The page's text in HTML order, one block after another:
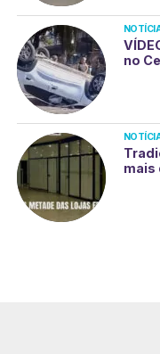
no
mais